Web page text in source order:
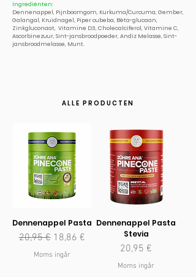
Ingrediënten:
Dennenappel, Pijnboomgom, Kurkuma/Curcuma, Gember,
Galangal, Kruidnagel, Piper cubeba, Bèta-glucaan,
Zinkgluconaat, Vitamine D3, Cholecalciferol, Vitamine C,
Ascorbinezuur, Sint-jansbroodpoeder, Andiz Melasse, Sint-
jansbroodmelasse, Munt.
ALLE PRODUCTEN
Dennenappel Pasta
Ordinarie pris
20,95 € Reapris
18,86 €
Moms ingår
Dennenappel Pasta
Stevia
Pris
20,95 €
Moms ingår